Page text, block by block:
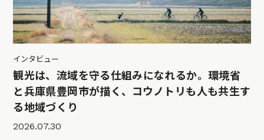
インタビュー
観光は、流域を守る仕組みになれるか。環境省
と兵庫県豊岡市が描く、コウノトリも人も共生す
る地域づくり
2026.07.30